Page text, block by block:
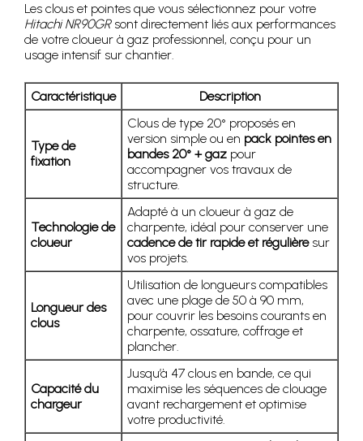
Les clous et pointes que vous sélectionnez pour votre
Hitachi NR90GRsont directement liés aux performances
de votre cloueur à gaz professionnel, conçu pour un
usage intensif sur chantier.
Caractéristique Description
Type de
fixation
Clous de type 20° proposés en
version simple ou en pack pointes en
bandes 20° + gaz pour
accompagner vos travaux de
structure.
Technologie de
cloueur
Adapté à un cloueur à gaz de
charpente, idéal pour conserver une
cadence de tir rapide et régulièresur
vos projets.
Longueur des
clous
Utilisation de longueurs compatibles
avec une plage de 50 à 90 mm,
pour couvrir les besoins courants en
charpente, ossature, coffrage et
plancher.
Capacité du
chargeur
Jusqu’à 47 clous en bande, ce qui
maximise les séquences de clouage
avant rechargement et optimise
votre productivité.